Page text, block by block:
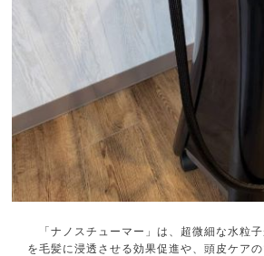
「ナノスチューマー」は、超微細な水粒
を毛髪に浸透させる効果促進や、頭皮ケア